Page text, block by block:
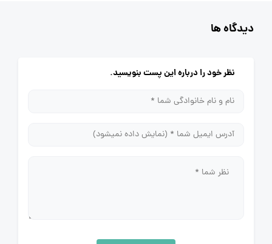
دیدگاه ها
نظر خود را درباره این پست بنویسید.